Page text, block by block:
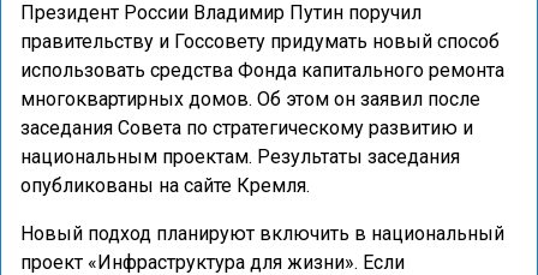
Президент России Владимир Путин поручил
правительству и Госсовету придумать новый способ
использовать средства Фонда капитального ремонта
многоквартирных домов. Об этом он заявил после
заседания Совета по стратегическому развитию и
национальным проектам. Результаты заседания
опубликованы на сайте Кремля.
Новый подход планируют включить в национальный
проект «Инфраструктура для жизни». Если